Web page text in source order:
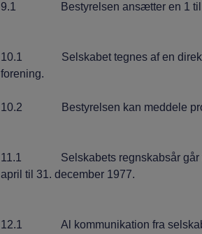
9.1 Bestyrelsen ansætter en 1 til 3
10.1 Selskabet tegnes af en
forening.
10.2 Bestyrelsen kan meddele
11.1 Selskabets regnskabsår går fra
april til 31. december 1977.
12.1 Al kommunikation fra